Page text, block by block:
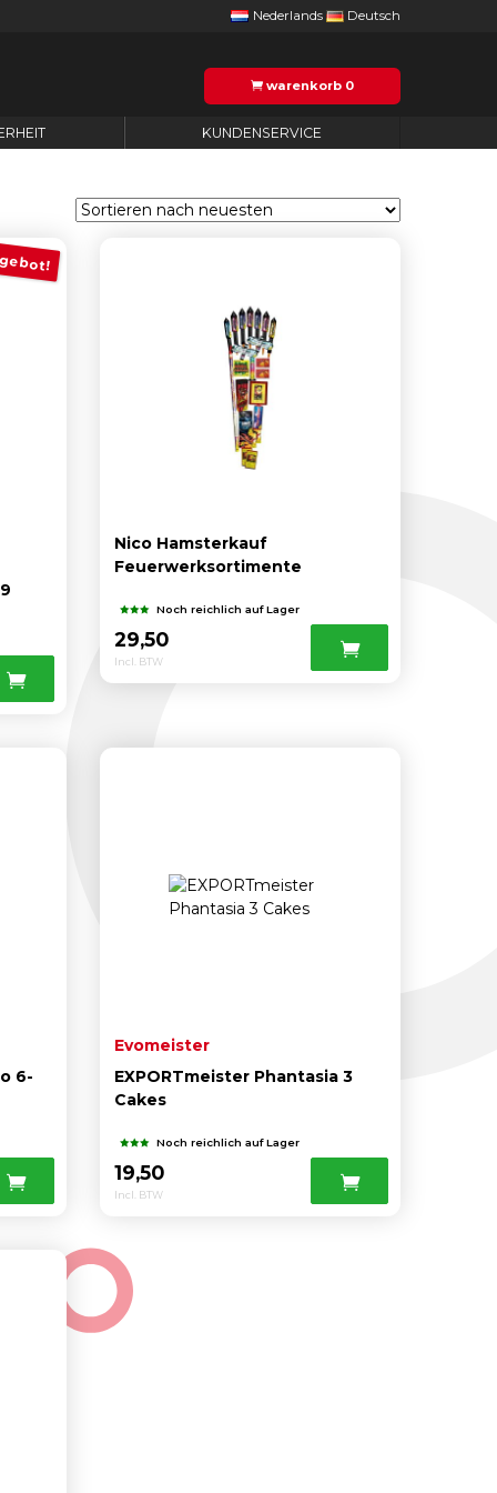
Nederlands Deutsch
warenkorb 0
KUNDENSERVICE
Nico Hamsterkauf
Feuerwerksortimente
Noch reichlich auf Lager
29,50
Incl. BTW
6-
Evomeister
EXPORTmeister Phantasia 3
Cakes
Noch reichlich auf Lager
19,50
Incl. BTW